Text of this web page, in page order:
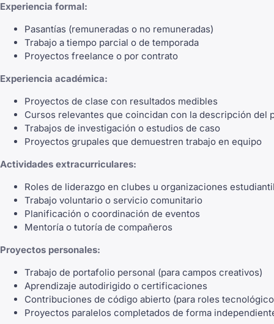
Experiencia formal:
Pasantías (remuneradas o no remuneradas)
Trabajo a tiempo parcial o de temporada
Proyectos freelance o por contrato
Experiencia académica:
Proyectos de clase con resultados medibles
Cursos relevantes que coincidan con la descripción del
Trabajos de investigación o estudios de caso
Proyectos grupales que demuestren trabajo en equipo
Actividades extracurriculares:
Roles de liderazgo en clubes u organizaciones
Trabajo voluntario o servicio comunitario
Planificación o coordinación de eventos
Mentoría o tutoría de compañeros
Proyectos personales:
Trabajo de portafolio personal (para campos creativos)
Aprendizaje autodirigido o certificaciones
Contribuciones de código abierto (para roles
Proyectos paralelos completados de forma